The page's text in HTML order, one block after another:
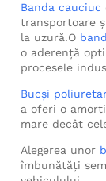
Banda cauciuc
transportoare
la uzură.O
o aderență
procesele
Bucși
a oferi o
mare decât
Alegerea unor
îmbunătăți